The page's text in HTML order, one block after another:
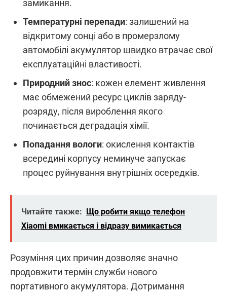
замикання.
Температурні перепади: залишений на
відкритому сонці або в промерзлому
автомобілі акумулятор швидко втрачає свої
експлуатаційні властивості.
Природний знос: кожен елемент живлення
має обмежений ресурс циклів заряду-
розряду, після вироблення якого
починається деградація хімії.
Попадання вологи: окислення контактів
всередині корпусу неминуче запускає
процес руйнування внутрішніх осередків.
Читайте также:
Що робити якщо телефон
Xiaomi вмикається і відразу вимикається
Розуміння цих причин дозволяє значно
продовжити термін служби нового
портативного акумулятора. Дотримання